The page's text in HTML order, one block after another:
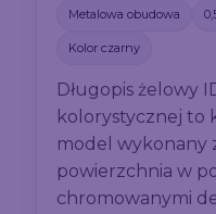
Metalowa obudowa
Kolor czarny
Długopis żelowy
kolorystycznej to
model wykonany
powierzchnia w
chromowanymi